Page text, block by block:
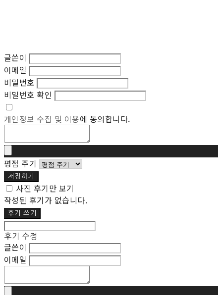
글쓴이
이메일
비밀번호
비밀번호 확인
개인정보 수집 및 이용에 동의합니다.
평점 주기
저장하기
사진 후기만 보기
작성된 후기가 없습니다.
후기 쓰기
후기 수정
글쓴이
이메일